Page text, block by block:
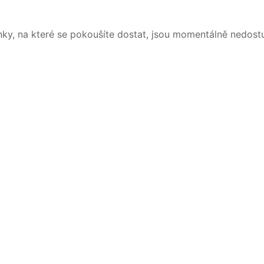
na které se pokoušíte dostat, jsou momentálně